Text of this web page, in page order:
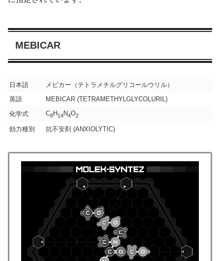
MEBICAR
日本語
メビカー（テトラメチルグリコールウリル）
英語
MEBICAR (TETRAMETHYLGLYCOLURIL)
化学式
C8H14N4O2
効力種別 抗不安剤 (ANXIOLYTIC)